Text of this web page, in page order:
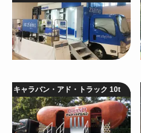
キャラバン・アド・トラック 10t